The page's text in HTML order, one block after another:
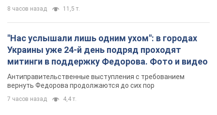
8 часов назад 11,5 т.
"Нас услышали лишь одним ухом": в городах
Украины уже 24-й день подряд проходят
митинги в поддержку Федорова. Фото и видео
Антиправительственные выступления с требованием
вернуть Федорова продолжаются до сих пор
7 часов назад 4,4 т.